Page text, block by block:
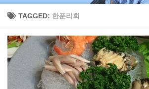
TAGGED: 한푼리회